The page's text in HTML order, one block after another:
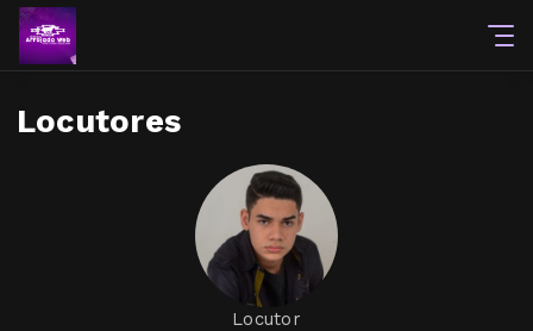
Locutores
Locutor